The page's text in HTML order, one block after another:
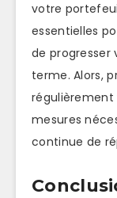
votre
essentielles
de progresser
terme. Alors,
mesures
continue de